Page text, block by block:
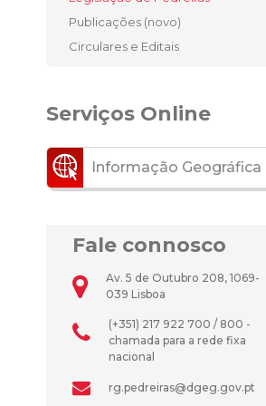
Publicações (novo)
Circulares e Editais
Serviços Online
Informação Geográfica
Fale connosco
Av. 5 de Outubro 208, 1069-
039 Lisboa
(+351) 217 922 700 / 800 -
chamada para a rede fixa
nacional
rg.pedreiras@dgeg.gov.pt